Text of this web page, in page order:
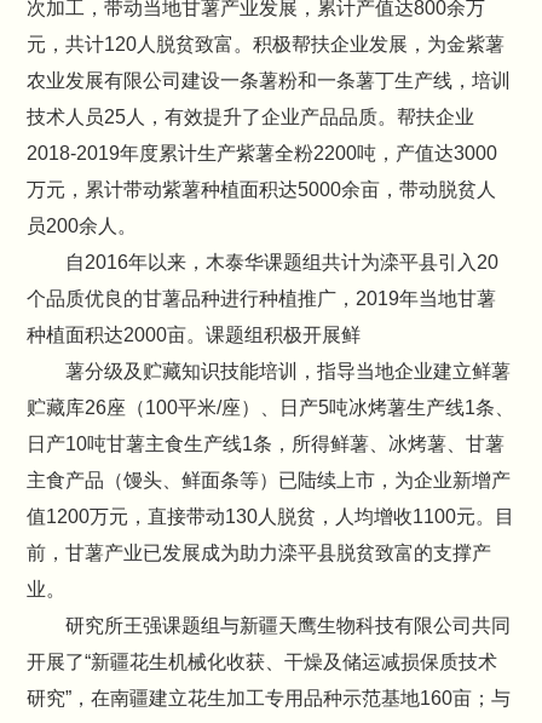
次加工，带动当地甘薯产业发展，累计产值达800余万
元，共计120人脱贫致富。积极帮扶企业发展，为金紫薯
农业发展有限公司建设一条薯粉和一条薯丁生产线，培训
技术人员25人，有效提升了企业产品品质。帮扶企业
2018-2019年度累计生产紫薯全粉2200吨，产值达3000
万元，累计带动紫薯种植面积达5000余亩，带动脱贫人
员200余人。
自2016年以来，木泰华课题组共计为滦平县引入20
个品质优良的甘薯品种进行种植推广，2019年当地甘薯
种植面积达2000亩。课题组积极开展鲜
薯分级及贮藏知识技能培训，指导当地企业建立鲜薯
贮藏库26座（100平米/座）、日产5吨冰烤薯生产线1条、
日产10吨甘薯主食生产线1条，所得鲜薯、冰烤薯、甘薯
主食产品（馒头、鲜面条等）已陆续上市，为企业新增产
值1200万元，直接带动130人脱贫，人均增收1100元。目
前，甘薯产业已发展成为助力滦平县脱贫致富的支撑产
业。
研究所王强课题组与新疆天鹰生物科技有限公司共同
开展了“新疆花生机械化收获、干燥及储运减损保质技术
研究”，在南疆建立花生加工专用品种示范基地160亩；与